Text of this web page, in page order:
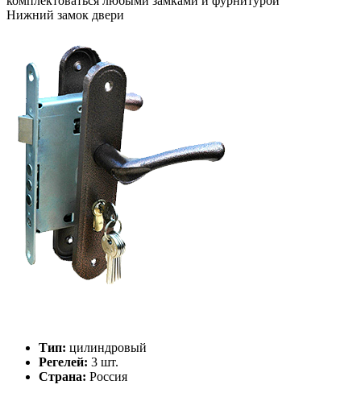
Нижний замок двери
Тип: цилиндровый
Регелей: 3 шт.
Страна: Россия